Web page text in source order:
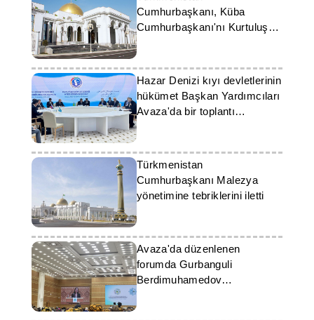
Cumhurbaşkanı, Küba
Cumhurbaşkanı'nı Kurtuluş
günü vesilesiyle tebrik etti
Hazar Denizi kıyı devletlerinin
hükümet Başkan Yardımcıları
Avaza'da bir toplantı
gerçekleştirdi
Türkmenistan
Cumhurbaşkanı Malezya
yönetimine tebriklerini iletti
Avaza'da düzenlenen
forumda Gurbanguli
Berdimuhamedov
Hayırseverlik Fonu'nun rolü
değerlendirildi